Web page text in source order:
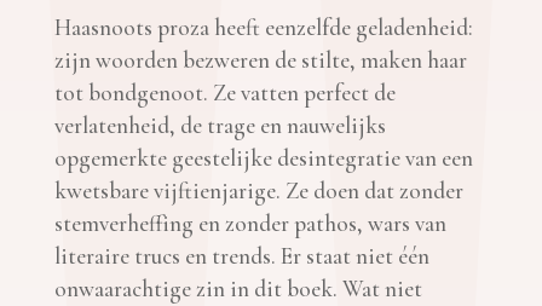
Haasnoots proza heeft eenzelfde geladenheid:
zijn woorden bezweren de stilte, maken haar
tot bondgenoot. Ze vatten perfect de
verlatenheid, de trage en nauwelijks
opgemerkte geestelijke desintegratie van een
kwetsbare vijftienjarige. Ze doen dat zonder
stemverheffing en zonder pathos, wars van
literaire trucs en trends. Er staat niet één
onwaarachtige zin in dit boek. Wat niet